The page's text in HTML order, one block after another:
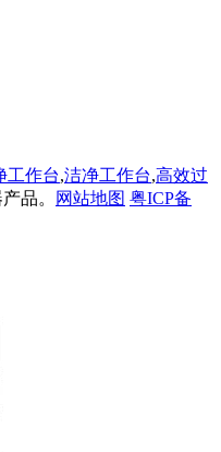
工作台,洁净工作台,高效过
品。 网站地图 粤ICP备